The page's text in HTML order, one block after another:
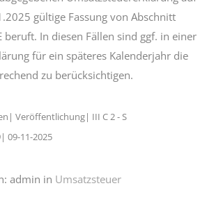
gültige Fassung von Abschnitt
beruft. In diesen Fällen sind ggf. in einer
für ein späteres Kalenderjahr die
zu berücksichtigen.
Veröffentlichung| III C 2 - S
09-11-2025
admin in Umsatzsteuer